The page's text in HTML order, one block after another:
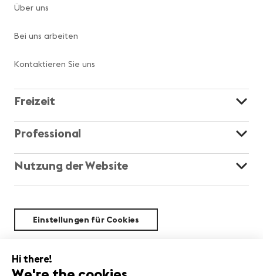
Über uns
Bei uns arbeiten
Kontaktieren Sie uns
Freizeit
Professional
Nutzung der Website
Einstellungen für Cookies